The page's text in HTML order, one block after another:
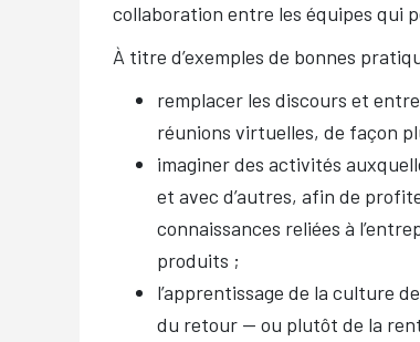
collaboration entre les équipes qui
À titre d’exemples de bonnes
remplacer les discours et
réunions virtuelles, de façon
imaginer des activités
et avec d’autres, afin de
connaissances reliées à
produits ;
l’apprentissage de la culture
du retour — ou plutôt de la